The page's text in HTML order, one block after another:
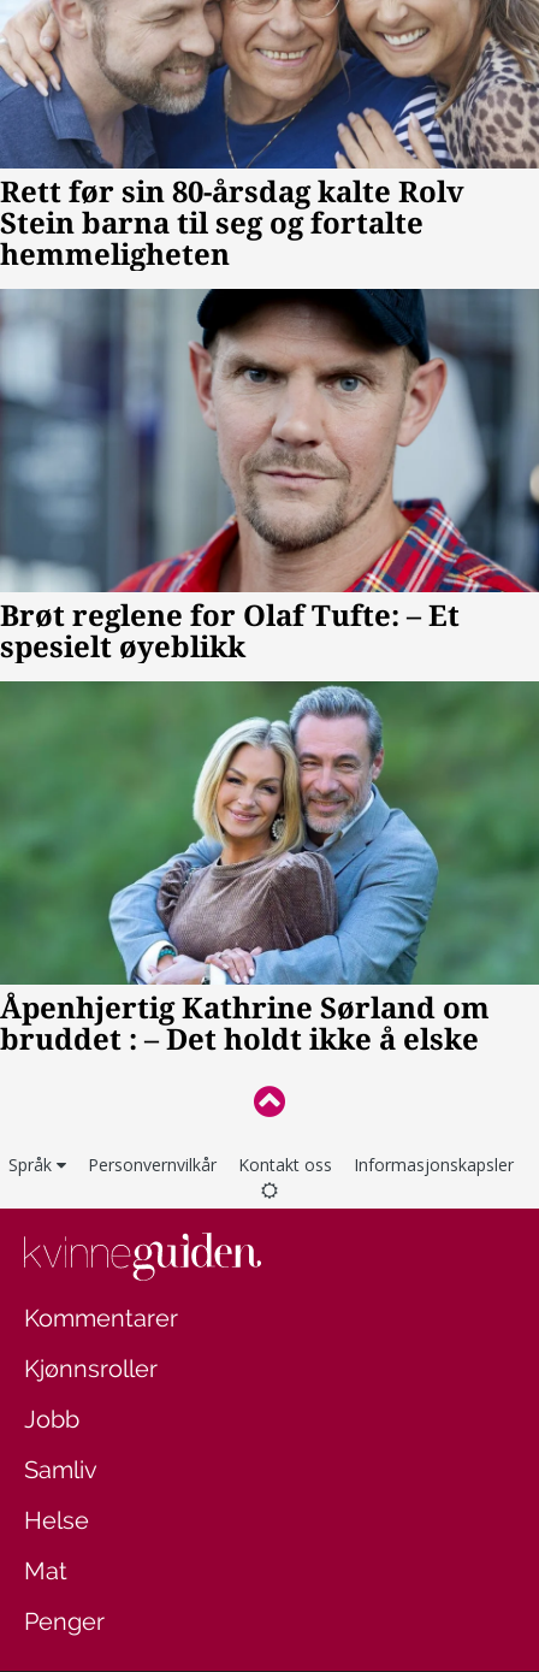
Språk Personvernvilkår Kontakt oss Informasjonskapsler
Kommentarer
Kjønnsroller
Jobb
Samliv
Helse
Mat
Penger